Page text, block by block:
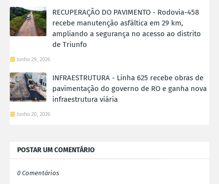
RECUPERAÇÃO DO PAVIMENTO - Rodovia-458
recebe manutenção asfáltica em 29 km,
ampliando a segurança no acesso ao distrito
de Triunfo
Junho 29, 2026
INFRAESTRUTURA - Linha 625 recebe obras de
pavimentação do governo de RO e ganha nova
infraestrutura viária
Junho 20, 2026
POSTAR UM COMENTÁRIO
0 Comentários